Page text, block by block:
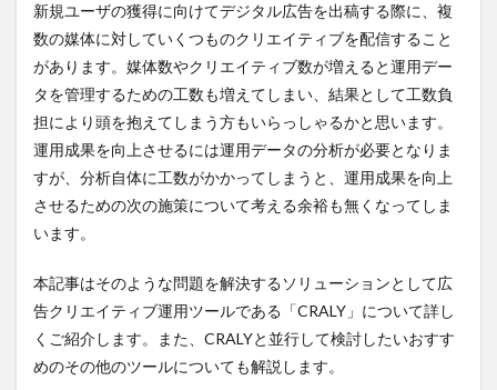
新規ユーザの獲得に向けてデジタル広告を出稿する際に、複
数の媒体に対していくつものクリエイティブを配信すること
があります。媒体数やクリエイティブ数が増えると運用デー
タを管理するための工数も増えてしまい、結果として工数負
担により頭を抱えてしまう方もいらっしゃるかと思います。
運用成果を向上させるには運用データの分析が必要となりま
すが、分析自体に工数がかかってしまうと、運用成果を向上
させるための次の施策について考える余裕も無くなってしま
います。
本記事はそのような問題を解決するソリューションとして広
告クリエイティブ運用ツールである「CRALY」について詳し
くご紹介します。また、CRALYと並行して検討したいおすす
めのその他のツールについても解説します。